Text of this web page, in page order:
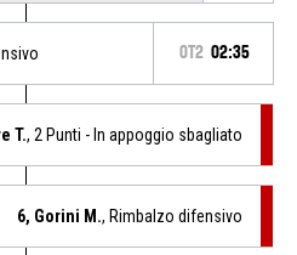
OT2 02:35
T., 2 Punti - In appoggio sbagliato
6, Gorini M., Rimbalzo difensivo